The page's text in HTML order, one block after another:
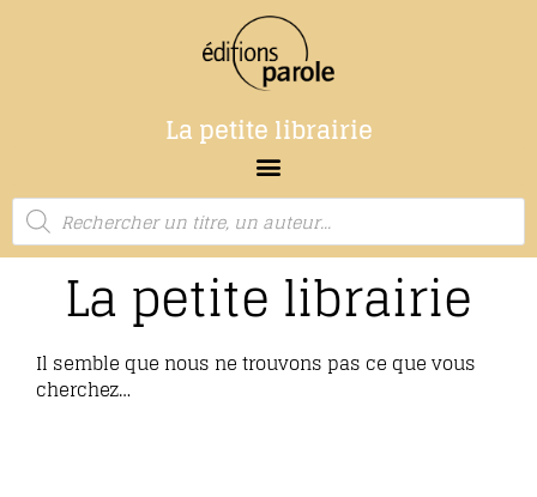
La petite librairie
La petite librairie
Il semble que nous ne trouvons pas ce que vous
cherchez…